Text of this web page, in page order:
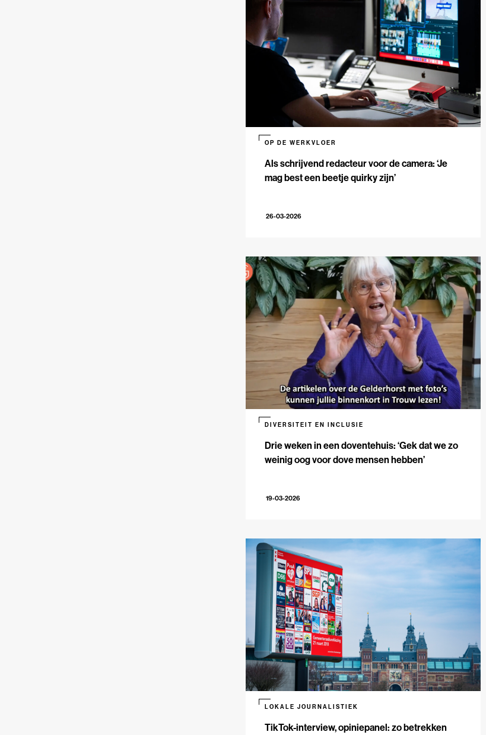
Als schrijvend redacteur voor de camera: ‘Je
mag best een beetje quirky zijn’
OP DE WERKVLOER
26-03-2026
Drie weken in een doventehuis: ‘Gek dat we zo
weinig oog voor dove mensen hebben’
DIVERSITEIT EN INCLUSIE
19-03-2026
TikTok-interview, opiniepanel: zo betrekken
LOKALE JOURNALISTIEK